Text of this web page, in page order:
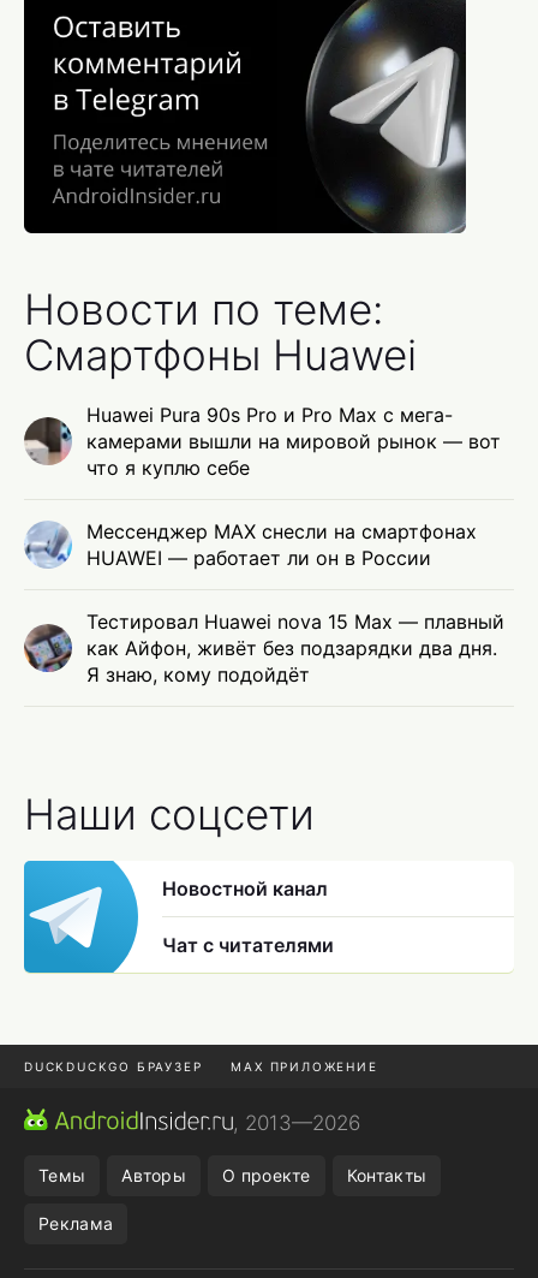
Новости по теме:
Смартфоны Huawei
Huawei Pura 90s Pro и Pro Max с мега-
камерами вышли на мировой рынок — вот
что я куплю себе
Мессенджер MAX снесли на смартфонах
HUAWEI — работает ли он в России
Тестировал Huawei nova 15 Max — плавный
как Айфон, живёт без подзарядки два дня.
Я знаю, кому подойдёт
Наши соцсети
Новостной канал
Чат с читателями
DUCKDUCKGO БРАУЗЕР MAX ПРИЛОЖЕНИЕ
ПРИЛОЖЕНИЯ ANDROID
, 2013—2026
Темы Авторы О проекте Контакты
Реклама